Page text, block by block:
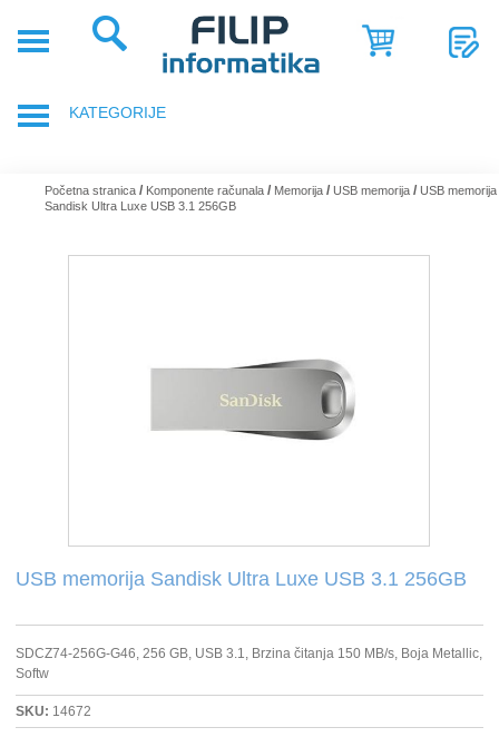
POSLOVNA
SERVIS
NOVOSTI
KATEGORIJE
SOFTWARE
POS OPREMA
Početna stranica / Komponente računala / Memorija / USB memorija / USB memorija
Sandisk Ultra Luxe USB 3.1 256GB
USB memorija Sandisk Ultra Luxe USB 3.1 256GB
SDCZ74-256G-G46, 256 GB, USB 3.1, Brzina čitanja 150 MB/s, Boja Metallic,
Softw
SKU: 14672